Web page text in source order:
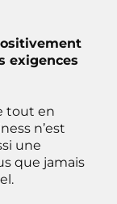
exigences
tout en
n’est
une
que jamais